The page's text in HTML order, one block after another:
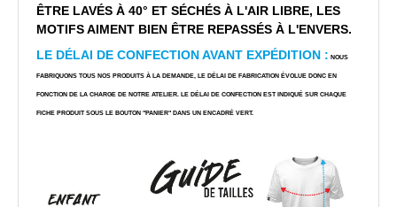
ÊTRE LAVÉS À 40° ET SÉCHÉS À L'AIR LIBRE, LES
MOTIFS AIMENT BIEN ÊTRE REPASSÉS À L'ENVERS.
LE DÉLAI DE CONFECTION AVANT EXPÉDITION : NOUS
FABRIQUONS TOUS NOS PRODUITS À LA DEMANDE, LE DÉLAI DE FABRICATION ÉVOLUE DONC EN
FONCTION DE LA CHARGE DE NOTRE ATELIER. LE DÉLAI DE CONFECTION EST INDIQUÉ SUR CHAQUE
FICHE PRODUIT SOUS LE BOUTON "PANIER" DANS UN ENCADRÉ VERT.